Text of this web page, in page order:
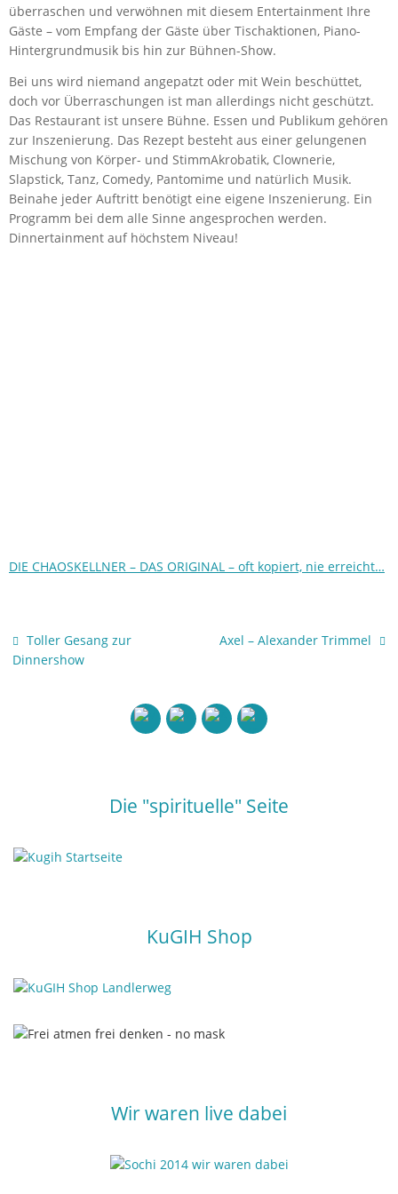
überraschen und verwöhnen mit diesem Entertainment Ihre
Gäste – vom Empfang der Gäste über Tischaktionen, Piano-
Hintergrundmusik bis hin zur Bühnen-Show.
Bei uns wird niemand angepatzt oder mit Wein beschüttet,
doch vor Überraschungen ist man allerdings nicht geschützt.
Das Restaurant ist unsere Bühne. Essen und Publikum gehören
zur Inszenierung. Das Rezept besteht aus einer gelungenen
Mischung von Körper- und StimmAkrobatik, Clownerie,
Slapstick, Tanz, Comedy, Pantomime und natürlich Musik.
Beinahe jeder Auftritt benötigt eine eigene Inszenierung. Ein
Programm bei dem alle Sinne angesprochen werden.
Dinnertainment auf höchstem Niveau!
DIE CHAOSKELLNER – DAS ORIGINAL – oft kopiert, nie erreicht…
Toller Gesang zur
Dinnershow
Axel – Alexander Trimmel
Die "spirituelle" Seite
KuGIH Shop
Wir waren live dabei